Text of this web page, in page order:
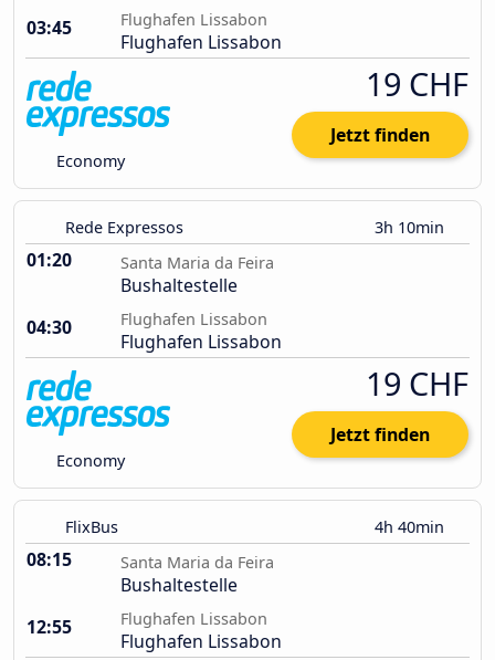
03:45
Flughafen Lissabon
Flughafen Lissabon
Economy
19 CHF
Jetzt finden
Rede Expressos 3h 10min
01:20 Santa Maria da Feira
Bushaltestelle
04:30
Flughafen Lissabon
Flughafen Lissabon
Economy
19 CHF
Jetzt finden
FlixBus 4h 40min
08:15 Santa Maria da Feira
Bushaltestelle
12:55
Flughafen Lissabon
Flughafen Lissabon